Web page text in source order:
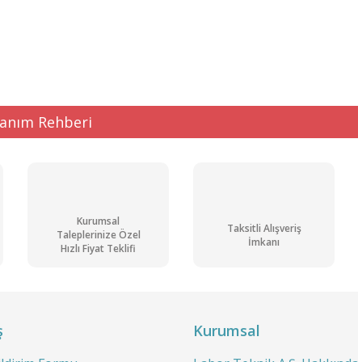
Rehberi
Kurumsal
Taleplerinize Özel
Hızlı Fiyat Teklifi
Taksitli Alışveriş
İmkanı
Kurumsal